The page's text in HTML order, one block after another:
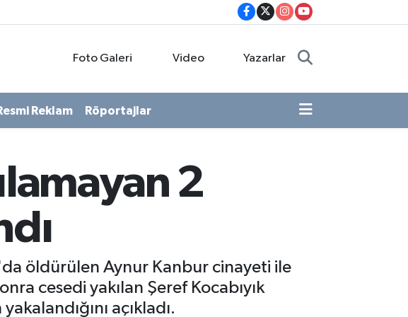
Foto Galeri Video Yazarlar
Reklam Röportajlar
2
öldürülen Aynur Kanbur cinayeti ile
cesedi yakılan Şeref Kocabıyık
açıkladı.